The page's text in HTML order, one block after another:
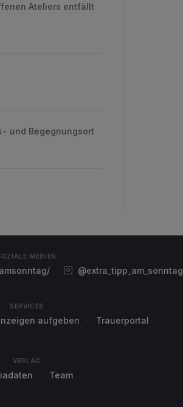
Ateliers entfällt
und Begegnungsort
MEDIEN
@extra_tipp_am_sonntag
SERVICES
aufgeben Trauerportal
VERLAG
Team